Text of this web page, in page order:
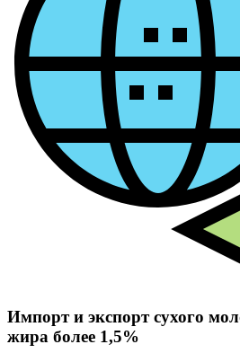
Импорт и экспорт сухого
жира более 1,5%